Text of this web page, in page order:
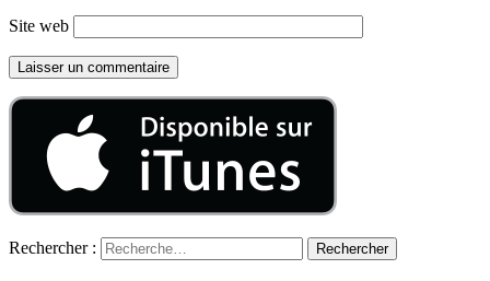
Site web
Rechercher :